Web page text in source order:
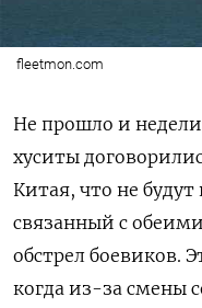
fleetmon.com
Не прошло и
хуситы
Китая, что не будут
связанный с
обстрел боевиков.
когда из-за смены